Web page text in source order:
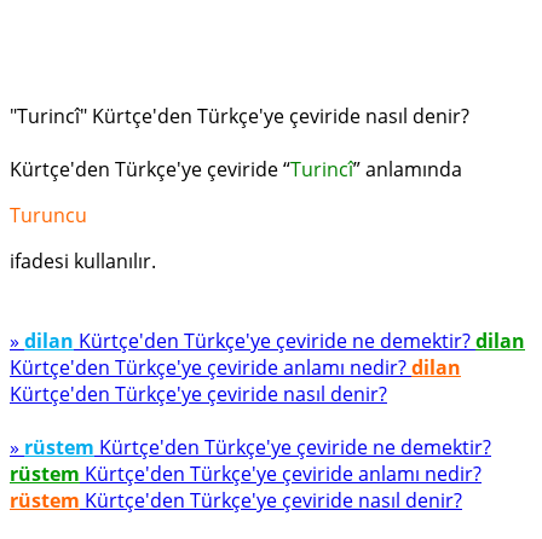
"Turincî" Kürtçe'den Türkçe'ye çeviride nasıl denir?
Kürtçe'den Türkçe'ye çeviride “Turincî” anlamında
Turuncu
ifadesi kullanılır.
» dilan Kürtçe'den Türkçe'ye çeviride ne demektir?dilan
Kürtçe'den Türkçe'ye çeviride anlamı nedir?dilan
Kürtçe'den Türkçe'ye çeviride nasıl denir?
» rüstem Kürtçe'den Türkçe'ye çeviride ne demektir?
rüstem Kürtçe'den Türkçe'ye çeviride anlamı nedir?
rüstem Kürtçe'den Türkçe'ye çeviride nasıl denir?